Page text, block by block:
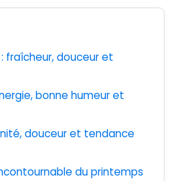
: fraîcheur, douceur et
bonne humeur et
douceur et tendance
du printemps